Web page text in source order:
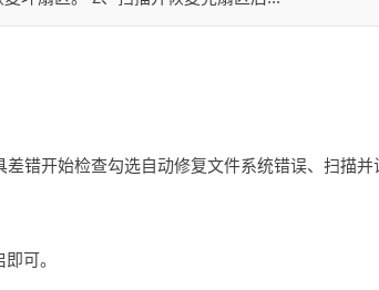
错开始检查勾选自动修复文件系统错误、扫描并
可。